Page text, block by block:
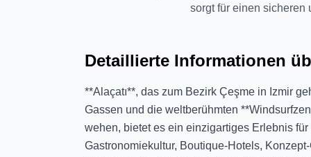
sorgt für einen sicheren
Detaillierte Informationen
**Alaçatı**, das zum Bezirk Çeşme in Izmir
Gassen und die weltberühmten
wehen, bietet es ein einzigartiges Erlebnis
Gastronomiekultur, Boutique-Hotels,